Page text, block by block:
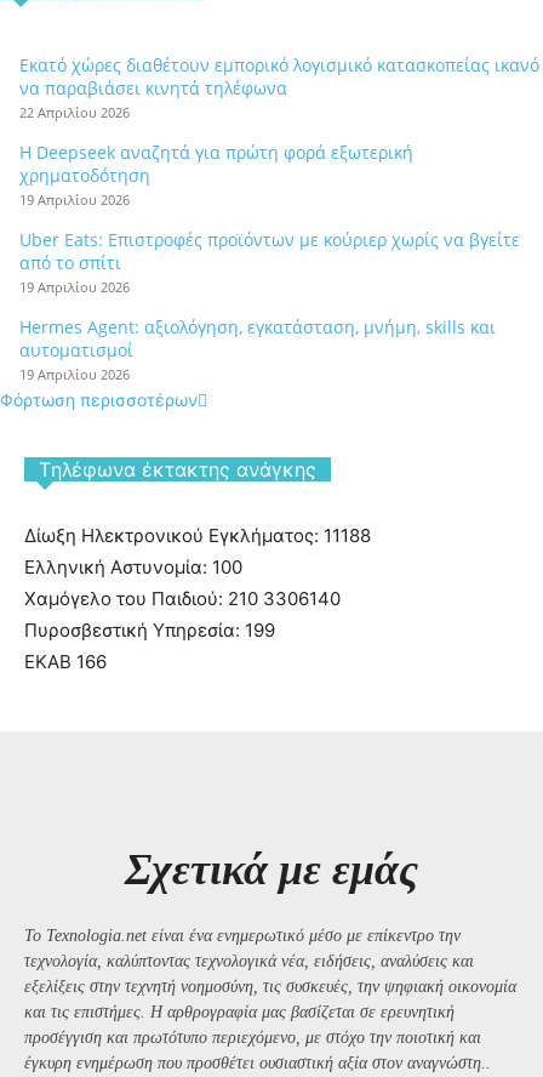
Εκατό χώρες διαθέτουν εμπορικό λογισμικό κατασκοπείας ικανό
να παραβιάσει κινητά τηλέφωνα
22 Απριλίου 2026
Η Deepseek αναζητά για πρώτη φορά εξωτερική
χρηματοδότηση
19 Απριλίου 2026
Uber Eats: Επιστροφές προϊόντων με κούριερ χωρίς να βγείτε
από το σπίτι
19 Απριλίου 2026
Hermes Agent: αξιολόγηση, εγκατάσταση, μνήμη, skills και
αυτοματισμοί
19 Απριλίου 2026
Φόρτωση περισσοτέρων
Tηλέφωνα έκτακτης ανάγκης
Δίωξη Ηλεκτρονικού Εγκλήματος: 11188
Ελληνική Αστυνομία: 100
Χαμόγελο του Παιδιού: 210 3306140
Πυροσβεστική Υπηρεσία: 199
ΕΚΑΒ 166
Σχετικά με εμάς
Το Texnologia.net είναι ένα ενημερωτικό μέσο με επίκεντρο την
τεχνολογία, καλύπτοντας τεχνολογικά νέα, ειδήσεις, αναλύσεις και
εξελίξεις στην τεχνητή νοημοσύνη, τις συσκευές, την ψηφιακή οικονομία
και τις επιστήμες. Η αρθρογραφία μας βασίζεται σε ερευνητική
προσέγγιση και πρωτότυπο περιεχόμενο, με στόχο την ποιοτική και
έγκυρη ενημέρωση που προσθέτει ουσιαστική αξία στον αναγνώστη..